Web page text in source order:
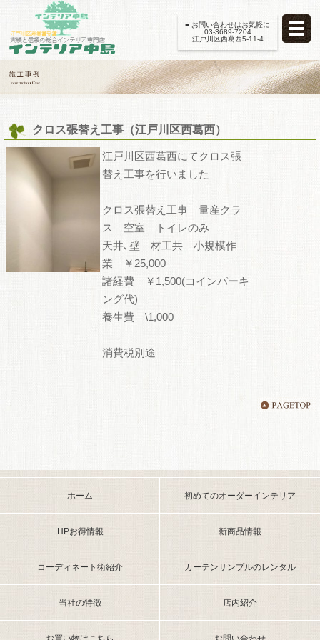
■ お問い合わせはお気軽に
03-3689-7204
江戸川区西葛西5-11-4
クロス張替え工事（江戸川区西葛西）
江戸川区西葛西にてクロス張
替え工事を行いました
クロス張替え工事 量産クラ
ス 空室 トイレのみ
天井､壁 材工共 小規模作
業 ￥25,000
諸経費 ￥1,500(コインパーキ
ング代)
養生費 \1,000
消費税別途
ホーム 初めてのオーダーインテリア
HPお得情報 新商品情報
コーディネート術紹介 カーテンサンプルのレンタル
当社の特徴 店内紹介